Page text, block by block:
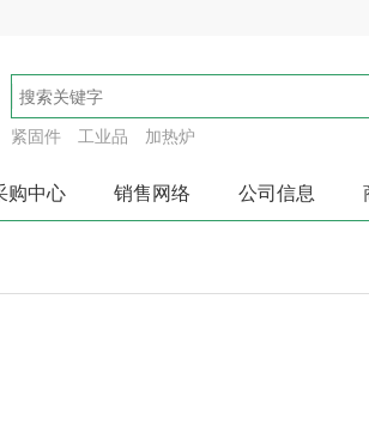
紧固件 工业品 加热炉
购中心 销售网络 公司信息